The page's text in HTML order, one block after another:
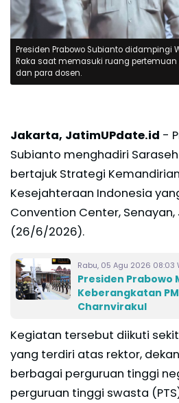
Presiden Prabowo Subianto didampingi
Raka saat memasuki ruang pertemuan
dan para dosen.
Jakarta, JatimUPdate.id -
Subianto menghadiri
bertajuk Strategi
Kesejahteraan Indonesia
Convention Center,
(26/6/2026).
Rabu, 05 Agu 2026 08:03
Presiden Prabowo
Keberangkatan
Charnvirakul
Kegiatan tersebut diikuti
yang terdiri atas rektor,
berbagai perguruan tinggi
perguruan tinggi swasta